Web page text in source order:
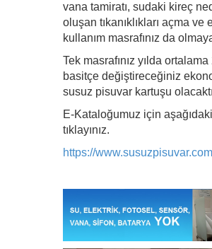
vana tamiratı, sudaki kireç
oluşan tıkanıklıkları açma ve
kullanım masrafınız da
Tek masrafınız yılda
basitçe değiştireceğiniz
susuz pisuvar kartuşu
E-Kataloğumuz için
tıklayınız.
https://